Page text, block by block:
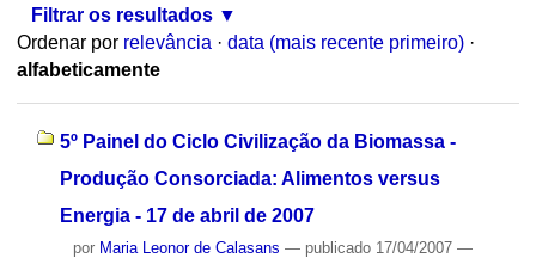
Filtrar os resultados
Ordenar por relevância · data (mais recente primeiro) ·
alfabeticamente
5º Painel do Ciclo Civilização da Biomassa -
Produção Consorciada: Alimentos versus
Energia - 17 de abril de 2007
por Maria Leonor de Calasans — publicado17/04/2007 —